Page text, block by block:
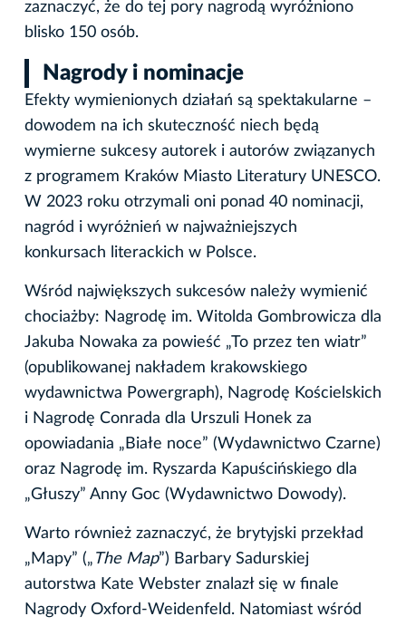
zaznaczyć, że do tej pory nagrodą wyróżniono
blisko 150 osób.
Nagrody i nominacje
Efekty wymienionych działań są spektakularne –
dowodem na ich skuteczność niech będą
wymierne sukcesy autorek i autorów związanych
z programem Kraków Miasto Literatury UNESCO.
W 2023 roku otrzymali oni ponad 40 nominacji,
nagród i wyróżnień w najważniejszych
konkursach literackich w Polsce.
Wśród największych sukcesów należy wymienić
chociażby: Nagrodę im. Witolda Gombrowicza dla
Jakuba Nowaka za powieść „To przez ten wiatr”
(opublikowanej nakładem krakowskiego
wydawnictwa Powergraph), Nagrodę Kościelskich
i Nagrodę Conrada dla Urszuli Honek za
opowiadania „Białe noce” (Wydawnictwo Czarne)
oraz Nagrodę im. Ryszarda Kapuścińskiego dla
„Głuszy” Anny Goc (Wydawnictwo Dowody).
Warto również zaznaczyć, że brytyjski przekład
„Mapy” („ The Map”) Barbary Sadurskiej
autorstwa Kate Webster znalazł się w finale
Nagrody Oxford-Weidenfeld. Natomiast wśród